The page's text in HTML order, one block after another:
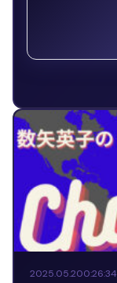
2025.05.200:26:34